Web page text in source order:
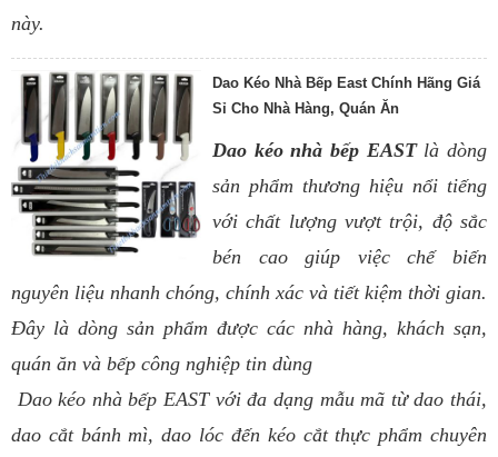
này.
Dao Kéo Nhà Bếp East Chính Hãng Giá
Sỉ Cho Nhà Hàng, Quán Ăn
Dao kéo nhà bếp EASTlà dòng
sản phẩm thương hiệu nổi tiếng
với chất lượng vượt trội, độ sắc
bén cao giúp việc chế biến
nguyên liệu nhanh chóng, chính xác và tiết kiệm thời gian.
Đây là dòng sản phẩm được các nhà hàng, khách sạn,
quán ăn và bếp công nghiệp tin dùng
Dao kéo nhà bếp EAST với đa dạng mẫu mã từ dao thái,
dao cắt bánh mì, dao lóc đến kéo cắt thực phẩm chuyên